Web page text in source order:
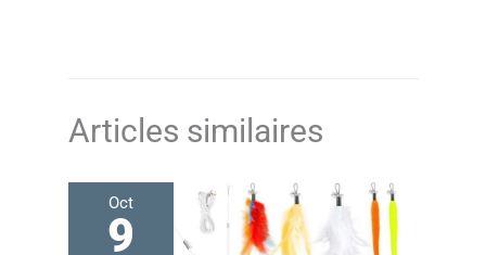
Articles similaires
Oct
9